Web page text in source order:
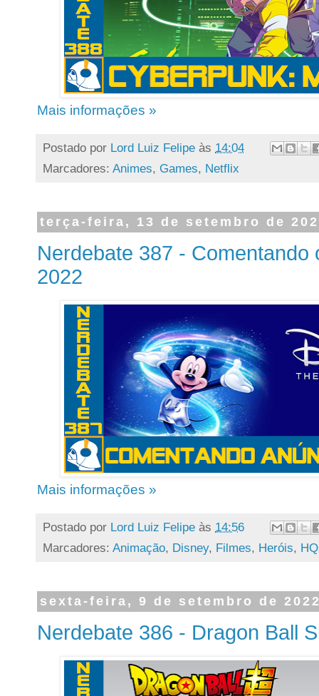
Mais informações »
Postado por Lord Luiz Felipe às 14:04
Marcadores: Animes, Games, Netflix
terça-feira, 13 de setembro de
Nerdebate 387 - Comentando
2022
Mais informações »
Postado por Lord Luiz Felipe às 14:56
Marcadores: Animação, Disney, Filmes, Heróis,
sexta-feira, 9 de setembro de
Nerdebate 386 - Dragon Ball